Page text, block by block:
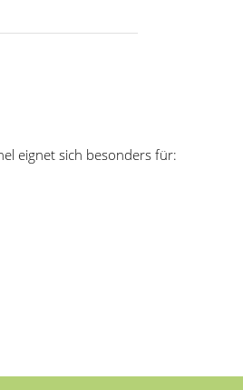
eignet sich besonders für: